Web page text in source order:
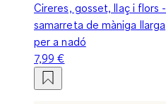
Cireres, gosset, llaç i flors -
samarreta de màniga llarga
per a nadó
7,99 €